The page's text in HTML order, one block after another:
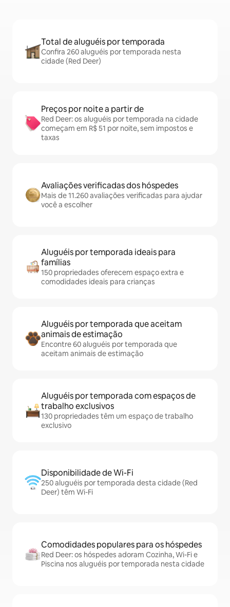
Total de aluguéis por temporada
Confira 260 aluguéis por temporada nesta
cidade (Red Deer)
Preços por noite a partir de
Red Deer: os aluguéis por temporada na cidade
começam em R$ 51 por noite, sem impostos e
taxas
Avaliações verificadas dos hóspedes
Mais de 11.260 avaliações verificadas para ajudar
você a escolher
Aluguéis por temporada ideais para
famílias
150 propriedades oferecem espaço extra e
comodidades ideais para crianças
Aluguéis por temporada que aceitam
animais de estimação
Encontre 60 aluguéis por temporada que
aceitam animais de estimação
Aluguéis por temporada com espaços de
trabalho exclusivos
130 propriedades têm um espaço de trabalho
exclusivo
Disponibilidade de Wi-Fi
250 aluguéis por temporada desta cidade (Red
Deer) têm Wi-Fi
Comodidades populares para os hóspedes
Red Deer: os hóspedes adoram Cozinha, Wi-Fi e
Piscina nos aluguéis por temporada nesta cidade